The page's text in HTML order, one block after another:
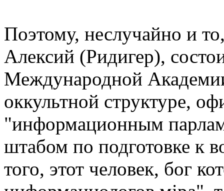
Поэтому, неслучайно и
Алексий (Ридигер),
Международной
оккультной структуре,
"информационным
штабом по подготовке к
того, этот человек, бог